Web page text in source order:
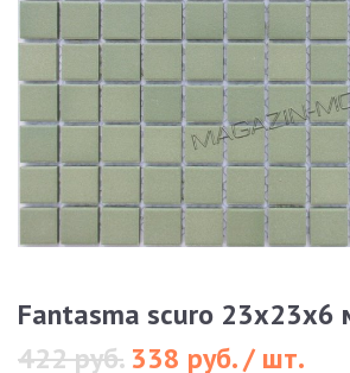
Fantasma scuro 23x23x6
422 руб.338 руб. / шт.